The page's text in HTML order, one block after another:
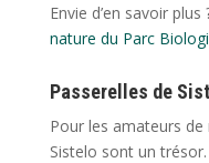
Envie d’en savoir
nature du Parc
Passerelles de
Pour les amateurs de
Sistelo sont un